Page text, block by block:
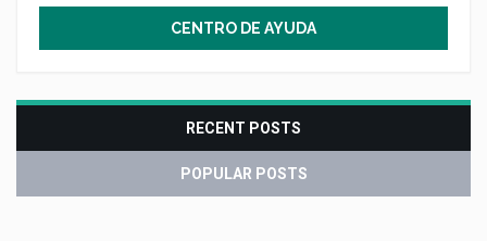
CENTRO DE AYUDA
RECENT POSTS
POPULAR POSTS